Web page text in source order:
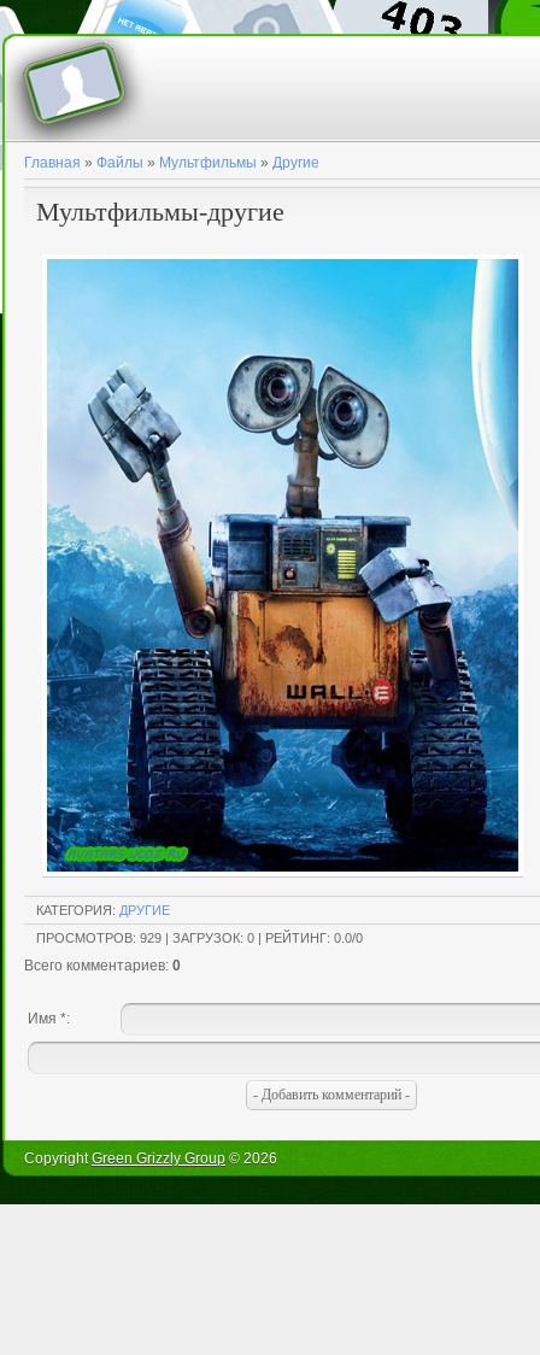
Главная » Файлы » Мультфильмы » Другие
Мультфильмы-другие
КАТЕГОРИЯ: ДРУГИЕ
ПРОСМОТРОВ: 929 | ЗАГРУЗОК: 0 | РЕЙТИНГ: 0.0/0
Всего комментариев: 0
Имя *:
CopyrightGreen Grizzly Group © 2026